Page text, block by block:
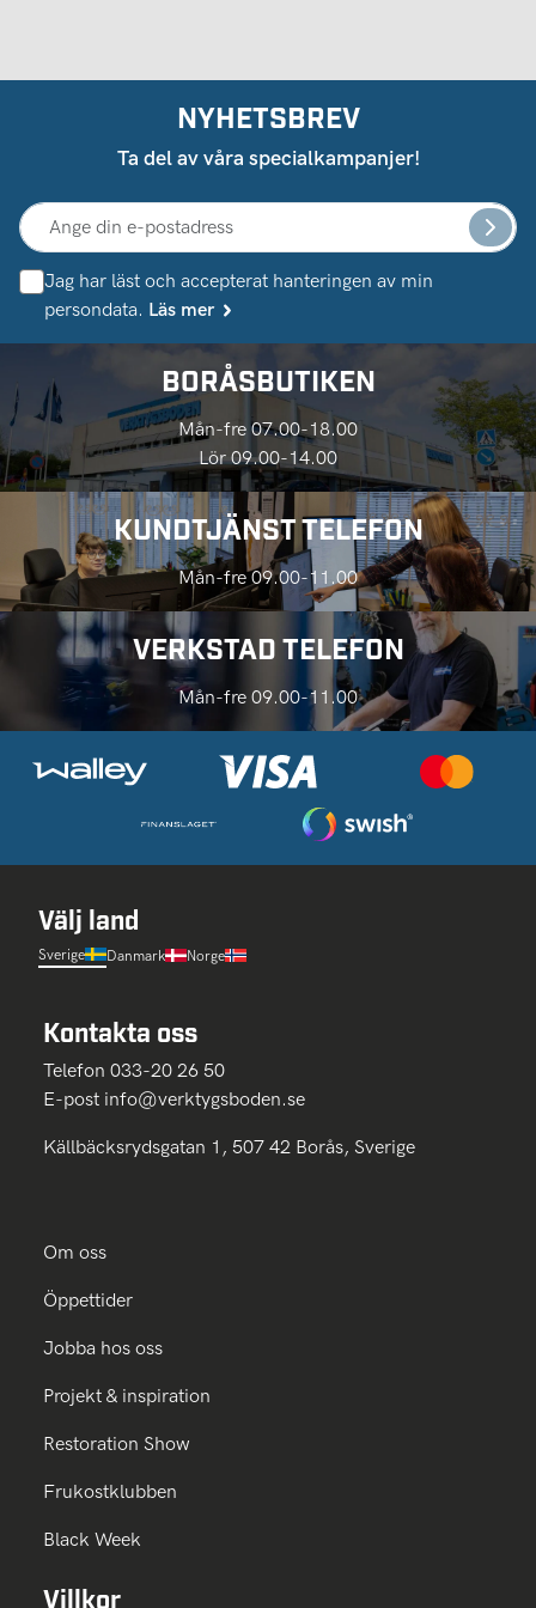
NYHETSBREV
Ta del av våra specialkampanjer!
Jag har läst och accepterat hanteringen av min
persondata. Läs mer
BORÅSBUTIKEN
Mån-fre 07.00-18.00
Lör 09.00-14.00
KUNDTJÄNST TELEFON
Mån-fre 09.00-11.00
VERKSTAD TELEFON
Mån-fre 09.00-11.00
Välj land
Sverige Danmark Norge
Kontakta oss
Telefon 033-20 26 50
E-post info@verktygsboden.se
Källbäcksrydsgatan 1, 507 42 Borås, Sverige
Om oss
Öppettider
Jobba hos oss
Projekt & inspiration
Restoration Show
Frukostklubben
Black Week
Villkor